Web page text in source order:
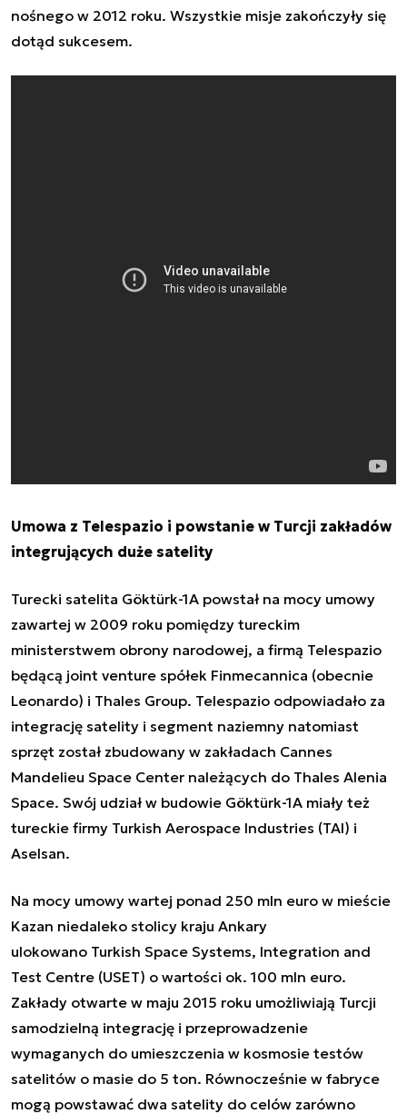
nośnego w 2012 roku. Wszystkie misje zakończyły się
dotąd sukcesem.
Umowa z Telespazio i powstanie w Turcji zakładów
integrujących duże satelity
Turecki satelita Göktürk-1A powstał na mocy umowy
zawartej w 2009 roku pomiędzy tureckim
ministerstwem obrony narodowej, a firmą Telespazio
będącą joint venture spółek Finmecannica (obecnie
Leonardo) i Thales Group. Telespazio odpowiadało za
integrację satelity i segment naziemny natomiast
sprzęt został zbudowany w zakładach Cannes
Mandelieu Space Center należących do Thales Alenia
Space. Swój udział w budowie Göktürk-1A miały też
tureckie firmy Turkish Aerospace Industries (TAI) i
Aselsan.
Na mocy umowy wartej ponad 250 mln euro w mieście
Kazan niedaleko stolicy kraju Ankary
ulokowano Turkish Space Systems, Integration and
Test Centre (USET) o wartości ok. 100 mln euro.
Zakłady otwarte w maju 2015 roku umożliwiają Turcji
samodzielną integrację i przeprowadzenie
wymaganych do umieszczenia w kosmosie testów
satelitów o masie do 5 ton. Równocześnie w fabryce
mogą powstawać dwa satelity do celów zarówno